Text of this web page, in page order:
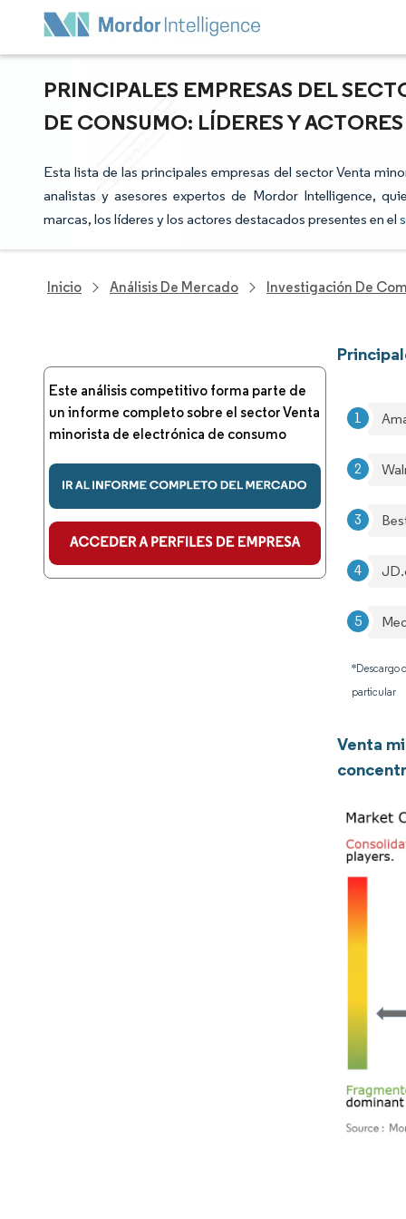
PRINCIPALES EMPRESAS DEL
DE CONSUMO: LÍDERES Y
Esta lista de las principales empresas del sector Venta
analistas y asesores expertos de Mordor Intelligence,
marcas, los líderes y los actores destacados presentes en el
Inicio Análisis De Mercado Investigación De
Este análisis competitivo forma parte de
un informe completo sobre el sector Venta
minorista de electrónica de consumo
*Descargo
particular
Venta